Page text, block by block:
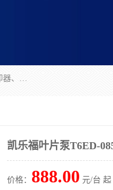
无锡凯乐福智能科技有限公司主营产品：打包机油泵、风冷式油冷却器、液压阀、液压泵、冷却器、过滤器及气动元器件。公司主导生产齿轮泵、齿轮马达、液压阀等产品。共计100多个系列、3000余种规格。覆盖了液压系统的动力元件、控制元件和执行元件，具备较强的成套供货、服务能力。
凯乐福叶片泵T6ED-
价格： 888.00 元/台 起